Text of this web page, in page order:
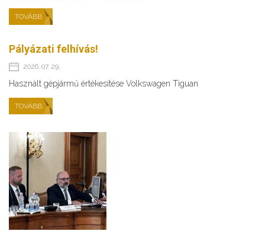
TOVÁBB
Pályázati felhívás!
2026. 07. 29.
Használt gépjármű értékesítése Volkswagen Tiguan
TOVÁBB